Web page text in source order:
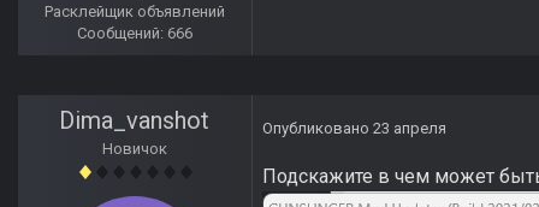
Расклейщик объявлений
Сообщений: 666
Dima_vanshot
Новичок
Опубликовано 23 апреля
Подскажите в чем может